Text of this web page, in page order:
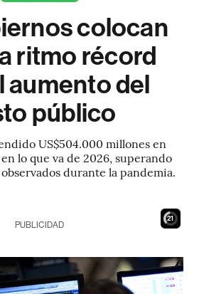
colocan
ritmo récord
aumento del
público
US$504.000 millones en
lo que va de 2026, superando
durante la pandemia.
20
PUBLICIDAD